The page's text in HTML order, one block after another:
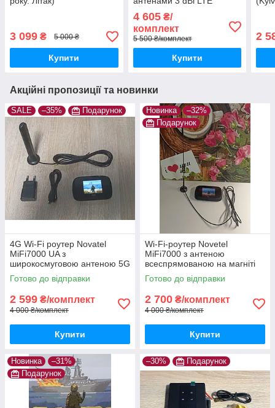
3 099 ₴ 5 000 ₴
Купити
4 605₴/
комплект
5 500 ₴/комплект
Купити
2
Акційні пропозиції та новинки
SALE –35% Подарунок
4G Wi-Fi роутер Novatel
MiFi7000 UA з
широкосмуговою антеною 5G
15 dBi TS-9 на магніті
Готово до відправки
2 599 ₴/комплект
4 000 ₴/комплект
Купити
Новинка
–32%
Подарунок
Wi-Fi-роутер Novetel
MiFi7000 з антеною
всеспрямованою на магніті
12dBi
Готово до відправки
2 700 ₴/комплект
4 000 ₴/комплект
Купити
Новинка
–31%
Подарунок
–30% Подарунок